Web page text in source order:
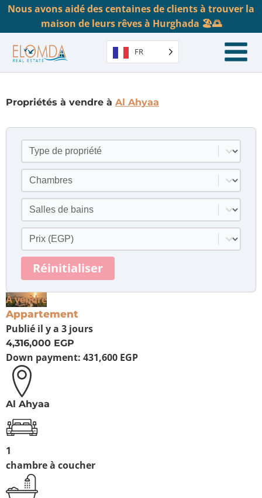
Nous avons aidé des centaines de clients à trouver la
maison de leurs rêves à Hurghada 🏖️🌅
FR
Propriétés à vendre à Al Ahyaa
Type de propriété
Sélectionner le contenu
Chambres
Sélectionner le contenu
Salles de bains
Sélectionner le contenu
Prix
Sélectionner le contenu
Réinitialiser
À vendre
Appartement
Publié il y a 3 jours
4,316,000 EGP
Down payment: 431,600 EGP
Al Ahyaa
1
chambre à coucher